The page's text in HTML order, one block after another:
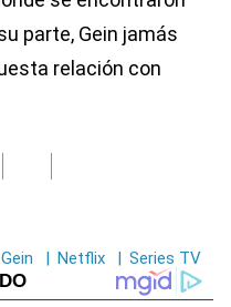
parte, Gein jamás
relación con
| Netflix | Series TV